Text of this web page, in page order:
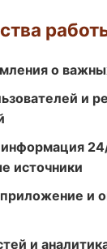
о
и
источники
и
и